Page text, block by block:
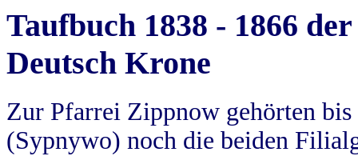
Taufbuch 1838 - 1866
Deutsch Krone
Zur Pfarrei Zippnow gehörten
(Sypnywo) noch die beiden